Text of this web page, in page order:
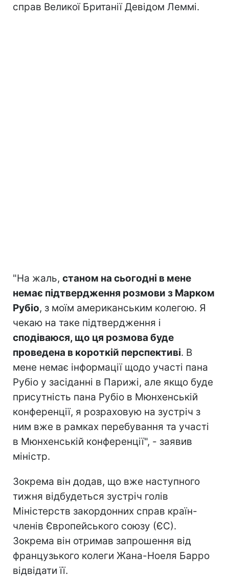
справ Великої Британії Девідом Леммі.
"На жаль, станом на сьогодні в мене
немає підтвердження розмови з Марком
Рубіо, з моїм американським колегою. Я
чекаю на таке підтвердження і
сподіваюся, що ця розмова буде
проведена в короткій перспективі. В
мене немає інформації щодо участі пана
Рубіо у засіданні в Парижі, але якщо буде
присутність пана Рубіо в Мюнхенській
конференції, я розраховую на зустріч з
ним вже в рамках перебування та участі
в Мюнхенській конференції", - заявив
міністр.
Зокрема він додав, що вже наступного
тижня відбудеться зустріч голів
Міністерств закордонних справ країн-
членів Європейського союзу (ЄС).
Зокрема він отримав запрошення від
французького колеги Жана-Ноеля Барро
відвідати її.